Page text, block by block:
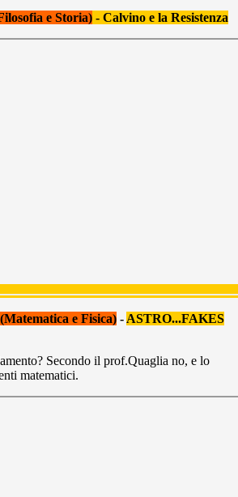
e Storia) - Calvino e la Resistenza
e Fisica) - ASTRO...FAKES
Secondo il prof.Quaglia no, e lo
matematici.